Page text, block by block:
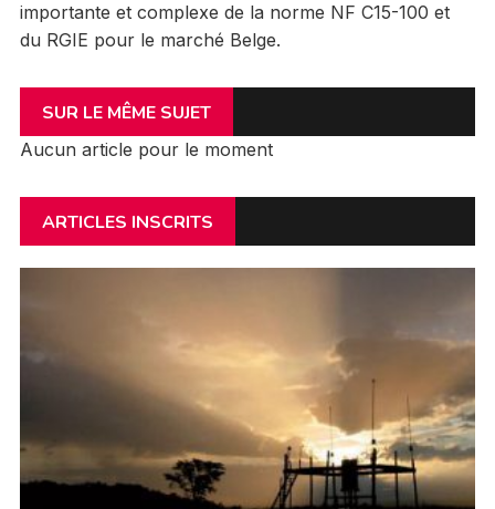
importante et complexe de la norme NF C15-100 et
du RGIE pour le marché Belge.
SUR LE MÊME SUJET
Aucun article pour le moment
ARTICLES INSCRITS